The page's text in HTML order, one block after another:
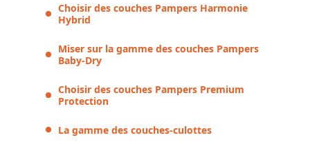
Choisir des couches Pampers Harmonie
Hybrid
Miser sur la gamme des couches Pampers
Baby-Dry
Choisir des couches Pampers Premium
Protection
La gamme des couches-culottes